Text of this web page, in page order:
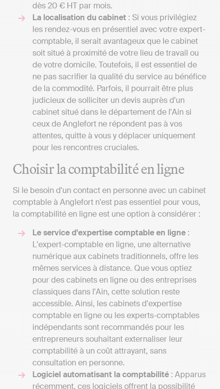
dès 20 € HT par mois.
La localisation du cabinet : Si vous privilégiez
les rendez-vous en présentiel avec votre expert-
comptable, il serait avantageux que le cabinet
soit situé à proximité de votre lieu de travail ou
de votre domicile. Toutefois, il est essentiel de
ne pas sacrifier la qualité du service au bénéfice
de la commodité. Parfois, il pourrait être plus
judicieux de solliciter un devis auprès d'un
cabinet situé dans le département de l'Ain si
ceux de Anglefort ne répondent pas à vos
attentes, quitte à vous y déplacer uniquement
pour les rencontres cruciales.
Choisir la comptabilité en ligne
Si le besoin d'un contact en personne avec un cabinet
comptable à Anglefort n'est pas essentiel pour vous,
la comptabilité en ligne est une option à considérer :
Le service d'expertise comptable en ligne :
L'expert-comptable en ligne, une alternative
numérique aux cabinets traditionnels, offre les
mêmes services à distance. Que vous optiez
pour des cabinets en ligne ou des entreprises
classiques dans l'Ain, cette solution reste
accessible. Ainsi, les cabinets d'expertise
comptable en ligne ou les experts-comptables
indépendants sont recommandés pour les
entrepreneurs souhaitant externaliser leur
comptabilité à un coût attrayant, sans
consultation en personne.
Logiciel automatisant la comptabilité : Apparus
récemment, ces logiciels offrent la possibilité